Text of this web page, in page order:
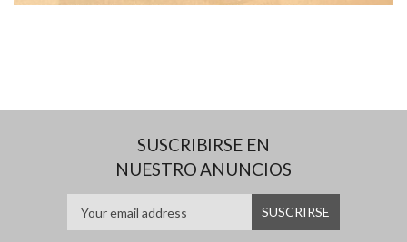
SUSCRIBIRSE EN
NUESTRO ANUNCIOS